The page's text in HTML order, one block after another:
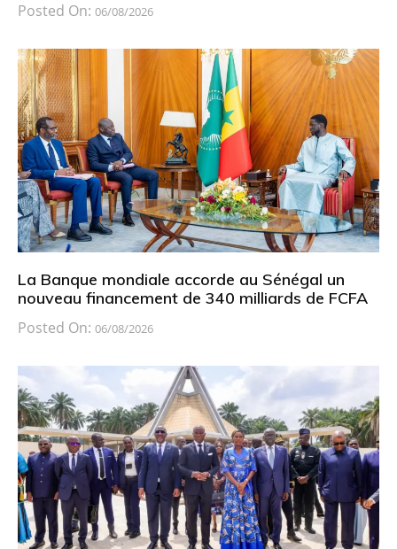
Posted On: 06/08/2026
La Banque mondiale accorde au Sénégal un
nouveau financement de 340 milliards de FCFA
Posted On: 06/08/2026